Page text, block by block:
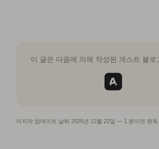
이 글은 다음에 의해 작성된 게스트 블로
마지막 업데이트 날짜 2025년 12월 22일 — 1 분이면 완독